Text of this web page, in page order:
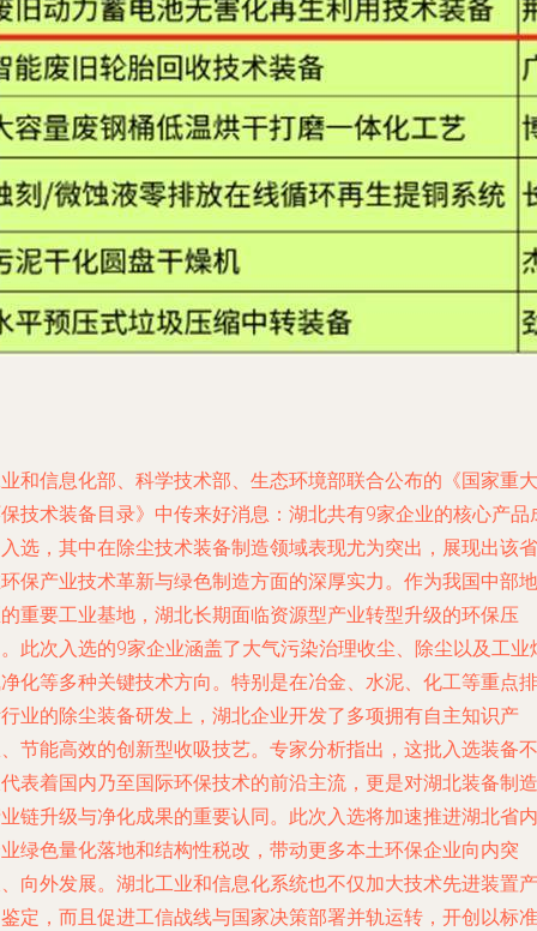
和信息化部、科学技术部、生态环境部联合公布的《国家重大
技术装备目录》中传来好消息：湖北共有9家企业的核心产品
选，其中在除尘技术装备制造领域表现尤为突出，展现出该省
保产业技术革新与绿色制造方面的深厚实力。作为我国中部地
重要工业基地，湖北长期面临资源型产业转型升级的环保压
此次入选的9家企业涵盖了大气污染治理收尘、除尘以及工业
化等多种关键技术方向。特别是在冶金、水泥、化工等重点排
业的除尘装备研发上，湖北企业开发了多项拥有自主知识产
节能高效的创新型收吸技艺。专家分析指出，这批入选装备不
表着国内乃至国际环保技术的前沿主流，更是对湖北装备制造
链升级与净化成果的重要认同。此次入选将加速推进湖北省内
绿色量化落地和结构性税改，带动更多本土环保企业向内突
向外发展。湖北工业和信息化系统也不仅加大技术先进装置产
定，而且促进工信战线与国家决策部署并轨运转，开创以标准